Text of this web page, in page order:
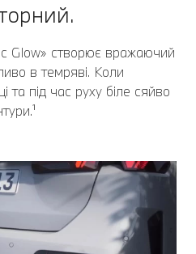
Glow» створює вражаючий
в темряві. Коли
та під час руху біле сяйво